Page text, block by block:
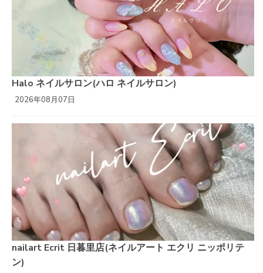
Halo ネイルサロン(ハロ ネイルサロン)
2026年08月07日
nailart Ecrit 日暮里店(ネイルアート エクリ ニッポリテ
ン)